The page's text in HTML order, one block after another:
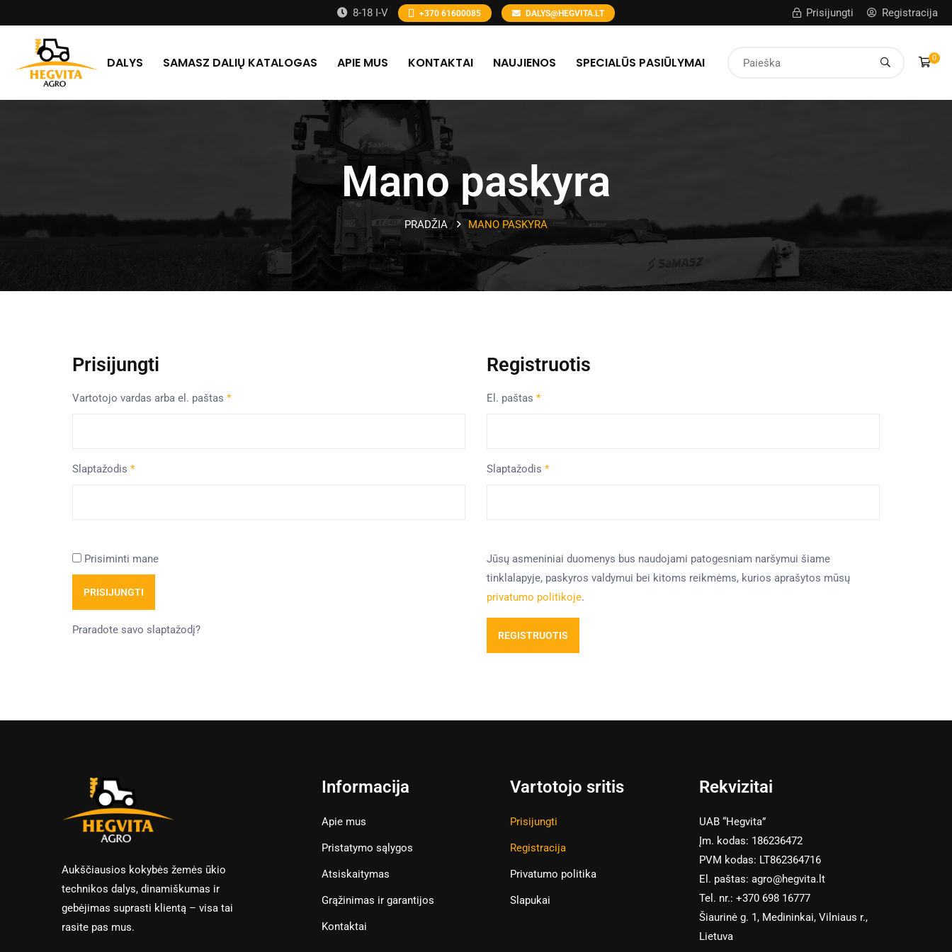
8-18 I-V +370 61600085 DALYS@HEGVITA.LT Prisijungti Registracija
DALYS SAMASZ DALIŲ KATALOGAS APIE MUS KONTAKTAI NAUJIENOS SPECIALŪS PASIŪLYMAI 0
Mano paskyra
PRADŽIA MANO PASKYRA
Prisijungti
Vartotojo vardas arba el. paštas *
Slaptažodis *
Prisiminti mane
PRISIJUNGTI
Praradote savo slaptažodį?
Registruotis
El. paštas *
Slaptažodis *
Jūsų asmeniniai duomenys bus naudojami patogesniam naršymui šiame
tinklalapyje, paskyros valdymui bei kitoms reikmėms, kurios aprašytos mūsų
privatumo politikoje.
REGISTRUOTIS
Aukščiausios kokybės žemės ūkio
technikos dalys, dinamiškumas ir
gebėjimas suprasti klientą – visa tai
rasite pas mus.
Informacija
Apie mus
Pristatymo sąlygos
Atsiskaitymas
Grąžinimas ir garantijos
Kontaktai
Vartotojo sritis
Prisijungti
Registracija
Privatumo politika
Slapukai
Rekvizitai
UAB “Hegvita”
Įm. kodas: 186236472
PVM kodas: LT862364716
El. paštas: agro@hegvita.lt
Tel. nr.: +370 698 16777
Šiaurinė g. 1, Medininkai, Vilniaus r.,
Lietuva